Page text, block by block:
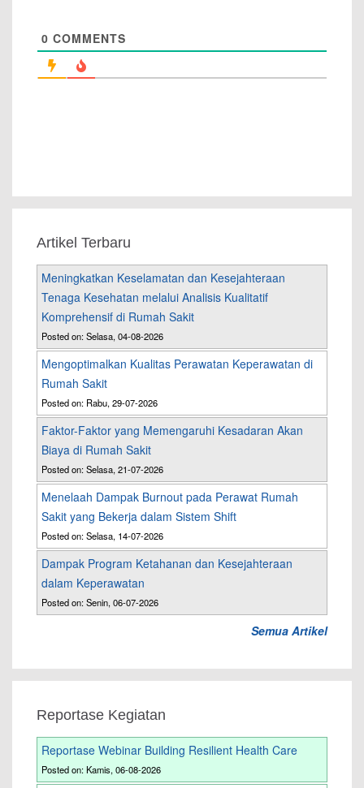
0 COMMENTS
Artikel Terbaru
Meningkatkan Keselamatan dan Kesejahteraan
Tenaga Kesehatan melalui Analisis Kualitatif
Komprehensif di Rumah Sakit
Posted on: Selasa, 04-08-2026
Mengoptimalkan Kualitas Perawatan Keperawatan di
Rumah Sakit
Posted on: Rabu, 29-07-2026
Faktor-Faktor yang Memengaruhi Kesadaran Akan
Biaya di Rumah Sakit
Posted on: Selasa, 21-07-2026
Menelaah Dampak Burnout pada Perawat Rumah
Sakit yang Bekerja dalam Sistem Shift
Posted on: Selasa, 14-07-2026
Dampak Program Ketahanan dan Kesejahteraan
dalam Keperawatan
Posted on: Senin, 06-07-2026
Semua Artikel
Reportase Kegiatan
Reportase Webinar Building Resilient Health Care
Posted on: Kamis, 06-08-2026